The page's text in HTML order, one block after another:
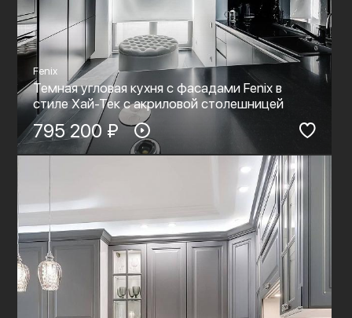
Fenix
Темная угловая кухня с фасадами Fenix в
стиле Хай-Тек c акриловой столешницей
795 200 ₽